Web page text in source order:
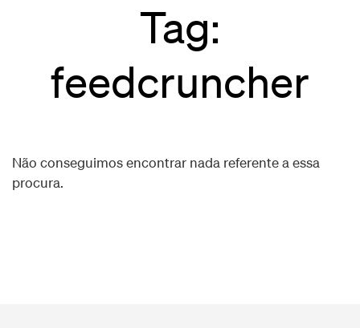
Tag:
feedcruncher
Não conseguimos encontrar nada referente a essa
procura.